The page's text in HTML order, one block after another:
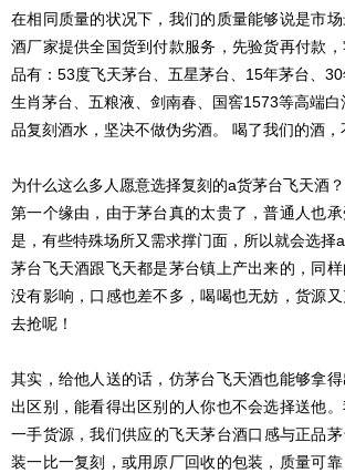
在相同质量的状况下，我们的质量能够说是市
酒厂家提供全国货到付款服务，先验货再付款
品有：53度飞天茅台、五星茅台、15年茅台、30
生肖茅台、五粮液、剑南春、国窖1573等高端
品复刻酒水，坚决不做伪劣酒。 喝了我们的酒，
为什么这么多人愿意选择复刻的a货茅台飞天酒？
第一个缘由，由于茅台真的太贵了，普通人也
是，有些特殊场所又需求撑门面，所以就会选择
茅台飞天酒跟飞天都是茅台镇上产出来的，同
没有影响，口感也差不多，喝喝也无妨，货源
去抢呢！
其实，给他人送的话，仿茅台飞天酒也能够拿
出区别，能看得出区别的人你也不会选择送他
一手货源，我们供应的飞天茅台酒口感与正品
装一比一复刻，或用原厂回收的包装，质量可